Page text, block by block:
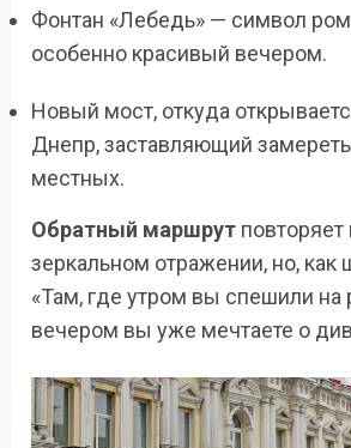
Фонтан «Лебедь» — символ
особенно красивый вечером.
Новый мост, откуда
Днепр, заставляющий
местных.
Обратный маршрут повторяет
зеркальном отражении, но, как
«Там, где утром вы спешили на
вечером вы уже мечтаете о